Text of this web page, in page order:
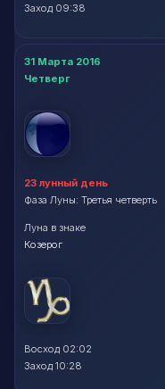
Заход 09:38
31 Марта 2016
Четверг
23 лунный день
Фаза Луны: Третья четверть
Луна в знаке
Козерог
Восход 02:02
Заход 10:28